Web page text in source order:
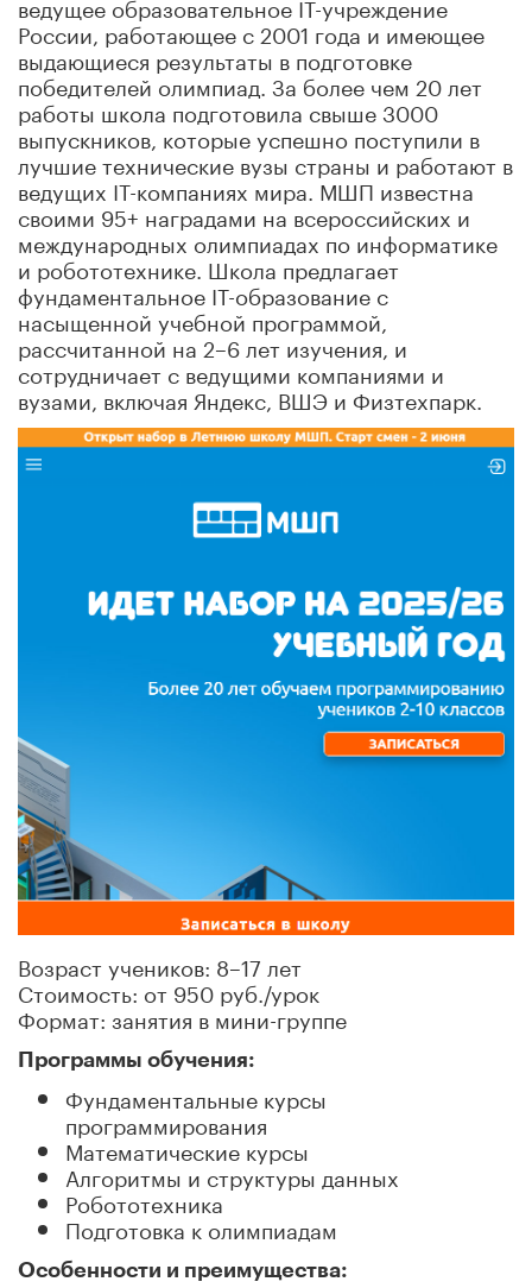
России, работающее с 2001 года и имеющее
выдающиеся результаты в подготовке
победителей олимпиад. За более чем 20 лет
работы школа подготовила свыше 3000
выпускников, которые успешно поступили в
лучшие технические вузы страны и работают в
ведущих IT-компаниях мира. МШП известна
своими 95+ наградами на всероссийских и
международных олимпиадах по информатике
и робототехнике. Школа предлагает
фундаментальное IT-образование с
насыщенной учебной программой,
рассчитанной на 2–6 лет изучения, и
сотрудничает с ведущими компаниями и
вузами, включая Яндекс, ВШЭ и Физтехпарк.
Возраст учеников: 8–17 лет
Стоимость: от 950 руб./урок
Формат: занятия в мини-группе
Программы обучения:
Фундаментальные курсы
программирования
Математические курсы
Алгоритмы и структуры данных
Робототехника
Подготовка к олимпиадам
Особенности и преимущества: